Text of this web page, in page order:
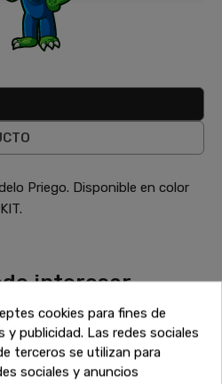
Priego. Disponible en color
interesar
explorando nuestras
en muebles de alta calidad.
mesas y todo lo que
hogar a precios inigualables.
cookies para fines de
y publicidad. Las redes sociales
terceros se utilizan para
sociales y anuncios